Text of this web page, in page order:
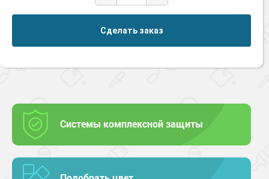
Сделать заказ
Системы комплексной защиты